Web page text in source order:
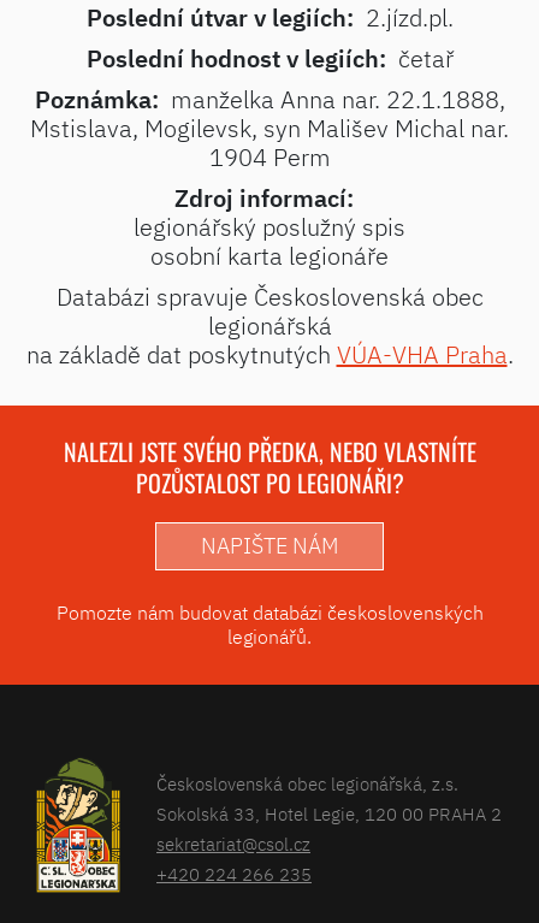
Poslední útvar v legiích: 2.jízd.pl.
Poslední hodnost v legiích: četař
Poznámka: manželka Anna nar. 22.1.1888,
Mstislava, Mogilevsk, syn Mališev Michal nar.
1904 Perm
Zdroj informací:
legionářský poslužný spis
osobní karta legionáře
Databázi spravuje Československá obec
legionářská
na základě dat poskytnutých VÚA-VHA Praha.
NALEZLI JSTE SVÉHO PŘEDKA, NEBO VLASTNÍTE
POZŮSTALOST PO LEGIONÁŘI?
NAPIŠTE NÁM
Pomozte nám budovat databázi československých
legionářů.
Československá obec legionářská, z.s.
Sokolská 33, Hotel Legie, 120 00 PRAHA 2
sekretariat@csol.cz
+420 224 266 235